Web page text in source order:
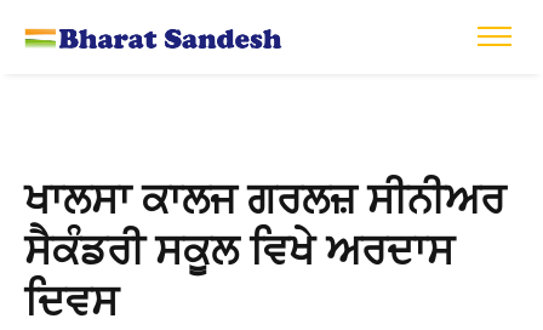
ਖਾਲਸਾ ਕਾਲਜ ਗਰਲਜ਼ ਸੀਨੀਅਰ
ਸੈਕੰਡਰੀ ਸਕੂਲ ਵਿਖੇ ਅਰਦਾਸ
ਦਿਵਸ